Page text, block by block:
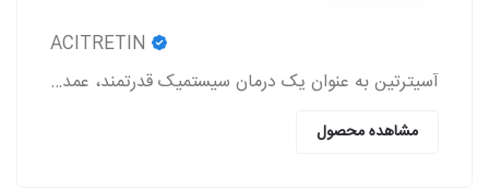
آسیترتین به عنوان یک درمان سیستمیک قدرتمند، عمدتاً در مدیریت اختلالات شدید کراتینیزاسیون پوست به کار می‌رود.
مشاهده محصول